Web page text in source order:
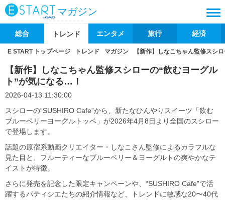
マガジン
総合 トレンド エンタメ 旅行 経済
E START トップページ トレンド マガジン 【新作】しなこちゃん監修スシ
【新作】しなこちゃん監修スシローの“飲むヨーグル
ト”が気になる…！
2026-04-13 11:30:00
スシローの“SUSHIRO Cafe”から、新たなひんやりスイーツ「飲む
ブルーベリーヨーグルトッペ」が2026年4月8日より全国のスシロー
で登場します。
話題の原宿系動画クリエイター・しなこさん監修によるカラフルな
見た目と、フルーティーなブルーベリー＆ヨーグルトの爽やかなテ
イストが特徴。
さらに発売を記念した限定キャンペーンや、“SUSHIRO Cafe”で活
躍するパティシエたちの紹介情報など、トレンドに敏感な20〜40代